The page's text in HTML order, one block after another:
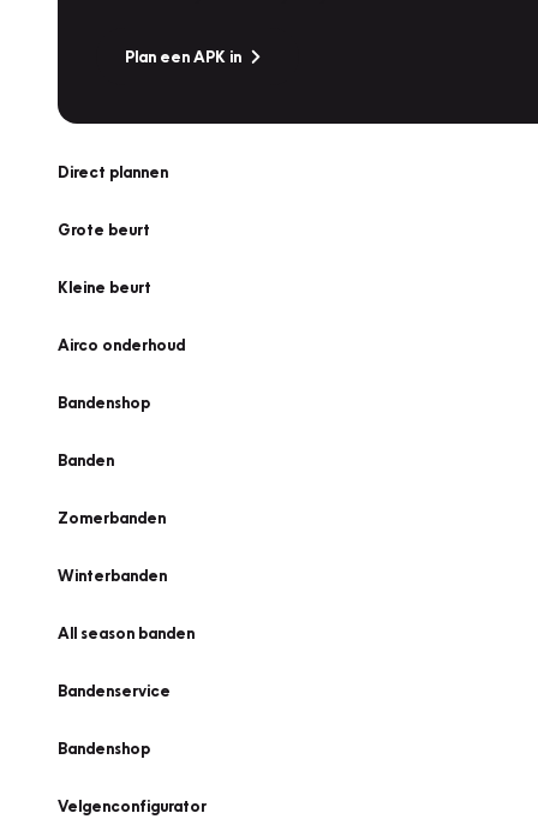
Plan een APK in
Direct plannen
Grote beurt
Kleine beurt
Airco onderhoud
Bandenshop
Banden
Zomerbanden
Winterbanden
All season banden
Bandenservice
Bandenshop
Velgenconfigurator